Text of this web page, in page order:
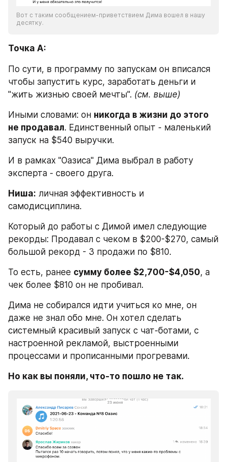
Вот с таким сообщением-приветствием Дима вошел в нашу
десятку.
Точка А:
По сути, в программу по запускам он вписался
чтобы запустить курс, заработать деньги и
"жить жизнью своей мечты". (см. выше)
Иными словами: он никогда в жизни до этого
не продавал. Единственный опыт - маленький
запуск на $540 выручки.
И в рамках "Оазиса" Дима выбрал в работу
эксперта - своего друга.
Ниша: личная эффективность и
самодисциплина.
Который до работы с Димой имел следующие
рекорды: Продавал с чеком в $200-$270, самый
большой рекорд - 3 продажи по $810.
То есть, ранее сумму более $2,700-$4,050, а
чек более $810 он не пробивал.
Дима не собирался идти учиться ко мне, он
даже не знал обо мне. Он хотел сделать
системный красивый запуск с чат-ботами, с
настроенной рекламой, выстроенными
процессами и прописанными прогревами.
Но как вы поняли, что-то пошло не так.